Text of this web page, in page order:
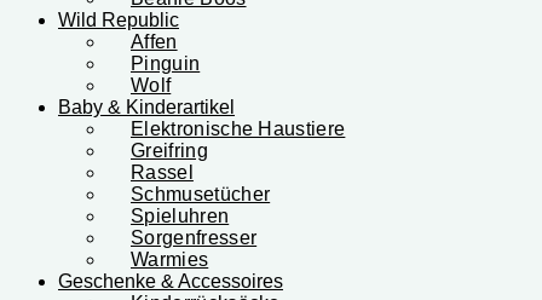
Wild Republic
Affen
Pinguin
Wolf
Baby & Kinderartikel
Elektronische Haustiere
Greifring
Rassel
Schmusetücher
Spieluhren
Sorgenfresser
Warmies
Geschenke & Accessoires